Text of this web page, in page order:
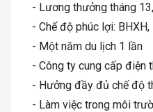
- Lương thưởng tháng
- Chế độ phúc lợi:
- Một năm du lịch 1 lần
- Công ty cung cấp điện
- Hưởng đầy đủ chế độ
- Làm việc trong môi